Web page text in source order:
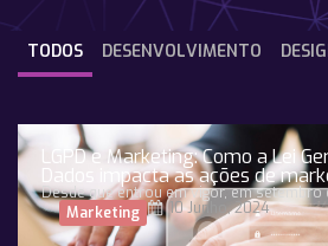
DESENVOLVIMENTO
TODOS
LGPD e Marketing: Como a Lei
Dados impacta as ações de
Desde que entrou em vigor, em setembro
Marketing
10 Junho, 2024